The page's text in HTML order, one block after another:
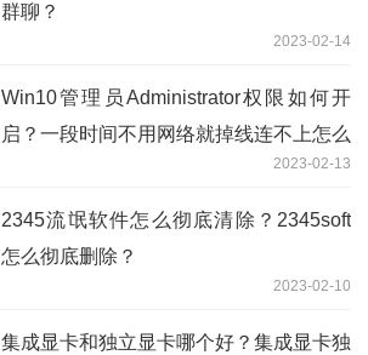
群聊？
2023-02-14
Win10管理员Administrator权限如何开
启？一段时间不用网络就掉线连不上怎么
2023-02-13
2345流氓软件怎么彻底清除？2345soft
怎么彻底删除？
2023-02-10
集成显卡和独立显卡哪个好？集成显卡独